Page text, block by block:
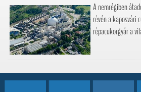
A nemrégiben
révén a kaposvári
répacukorgyár a